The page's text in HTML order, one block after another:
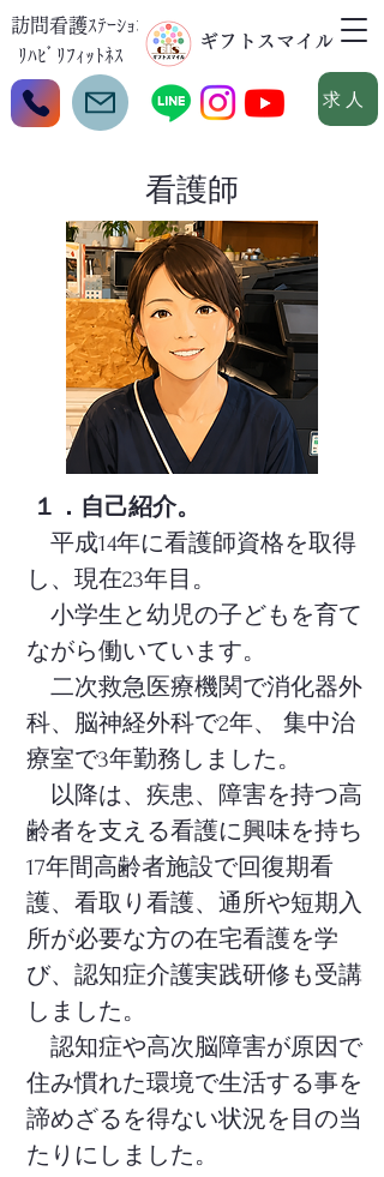
ﾘﾊﾋﾞﾘﾌｨｯﾄﾈｽ
訪問看護ｽﾃｰｼｮﾝ
​ギフトスマイル
求人
看護師
１．自己紹介。
平成14年に看護師資格を取得
し、現在23年目。
小学生と幼児の子どもを育て
ながら働いています。
二次救急医療機関で消化器外
科、脳神経外科で2年、
集中治
療室で3年勤務しました。
以降は、疾患、障害を持つ高
齢者を支える看護に興味を持ち
17年間高齢者施設で回復期看
護、看取り看護、 通所や短期入
所が必要な方の在宅看護を学
び、認知症介護実践研修も受講
しました。
認知症や高次脳障害が原因で
住み慣れた環境で生活する事を
諦めざるを得ない状況を目の当
たりにしました。